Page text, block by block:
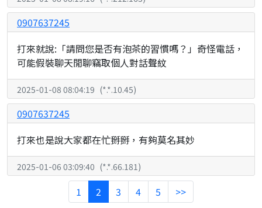
0907637245
打來就說:「請問您是否有泡茶的習慣嗎？」奇怪電話，
可能假裝聊天閒聊竊取個人對話聲紋
2025-01-08 08:04:19 (*.*.10.45)
0907637245
打來也是說大家都在忙掰掰，有夠莫名其妙
2025-01-06 03:09:40 (*.*.66.181)
1 2 3 4 5 >>